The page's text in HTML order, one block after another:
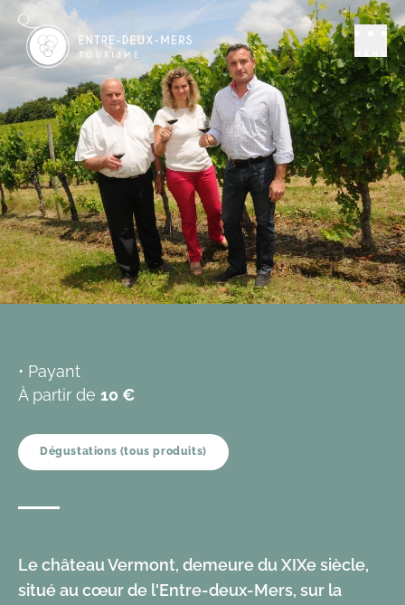
MENU
Château Vermont
TARGON
Ajouter aux favoris
• Payant
À partir de 10 €
Dégustations (tous produits)
Le château Vermont, demeure du XIXe siècle,
situé au cœur de l'Entre-deux-Mers, sur la